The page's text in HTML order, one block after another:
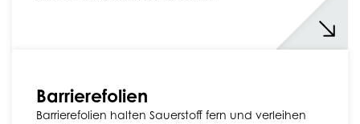
Barrierefolien
Barrierefolien halten Sauerstoff fern und verleihen